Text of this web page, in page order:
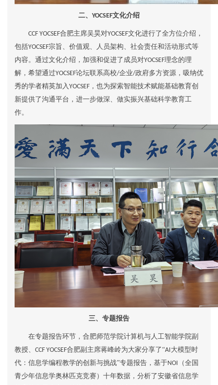
二、 YOCSEF文化介绍
CCF YOCSEF合肥主席吴昊对YOCSEF文化进行了全方位介绍，
包括YOCSEF宗旨、价值观、 人员架构、社会责任和活动形式等
内容。通过文化介绍，加强和促进了 成员对YOCSEF理念的理
解，希望通过YOCSEF论坛联系高校/企业/政府多方资源， 吸纳优
秀的学者精英加入YOCSEF ，也为探索智能技术赋能基础教育创
新提供了沟通平台 ， 进一步做深、做实振兴基础科学教育工
作。
三、专题报告
在专题报告环节，合肥师范学院计算机与人工智能学院副
教授、 CCF YOCSEF合肥副主席蒋峰岭为大家分享了“AI大模型时
代：信息学编程教学的创新与挑战”专题报告，基于NOI （全国
青少年信息学奥林匹克竞赛）十年数据， 分析了安徽省信息学